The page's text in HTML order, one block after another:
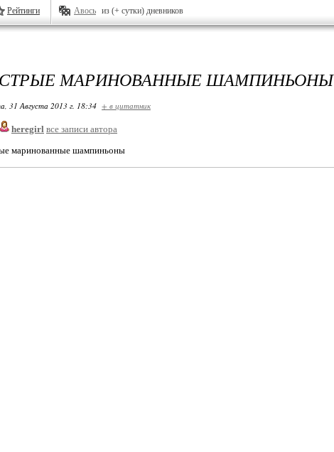
Рейтинги Авось из (+ сутки) дневников
МАРИНОВАННЫЕ ШАМПИНЬОНЫ
31 Августа 2013 г. 18:34 + в цитатник
heregirl все записи автора
маринованные шампиньоны